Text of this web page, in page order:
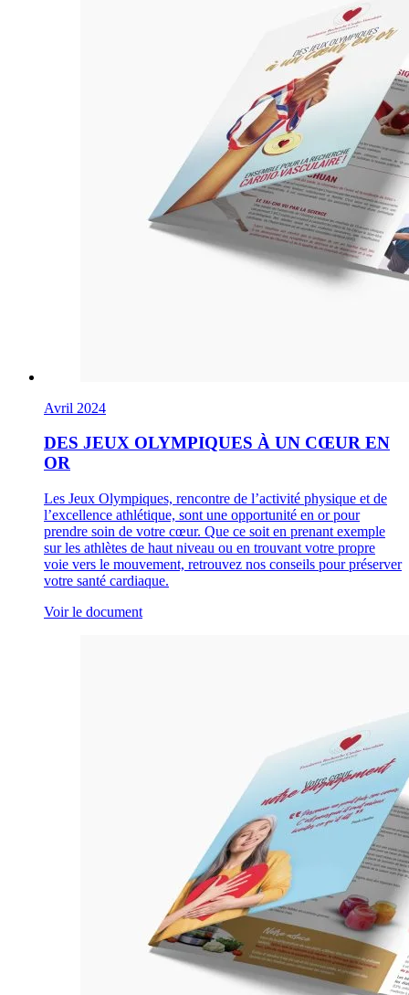
Avril 2024
DES JEUX OLYMPIQUES À UN CŒUR EN
OR
Les Jeux Olympiques, rencontre de l’activité physique et de
l’excellence athlétique, sont une opportunité en or pour
prendre soin de votre cœur. Que ce soit en prenant exemple
sur les athlètes de haut niveau ou en trouvant votre propre
voie vers le mouvement, retrouvez nos conseils pour préserver
votre santé cardiaque.
Voir le document